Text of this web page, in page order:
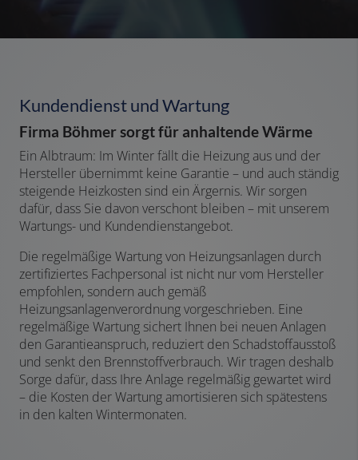
Kundendienst und Wartung
Firma Böhmer sorgt für anhaltende Wärme
Ein Albtraum: Im Winter fällt die Heizung aus und der
Hersteller übernimmt keine Garantie – und auch ständig
steigende Heizkosten sind ein Ärgernis. Wir sorgen
dafür, dass Sie davon verschont bleiben – mit unserem
Wartungs- und Kundendienstangebot.
Die regelmäßige Wartung von Heizungsanlagen durch
zertifiziertes Fachpersonal ist nicht nur vom Hersteller
empfohlen, sondern auch gemäß
Heizungsanlagenverordnung vorgeschrieben. Eine
regelmäßige Wartung sichert Ihnen bei neuen Anlagen
den Garantieanspruch, reduziert den Schadstoffausstoß
und senkt den Brennstoffverbrauch. Wir tragen deshalb
Sorge dafür, dass Ihre Anlage regelmäßig gewartet wird
– die Kosten der Wartung amortisieren sich spätestens
in den kalten Wintermonaten.